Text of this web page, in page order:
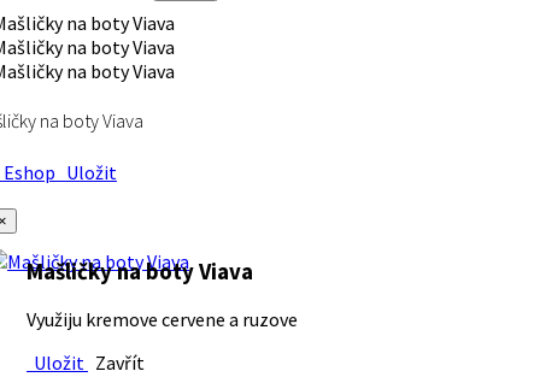
na boty Viava
Uložit
Mašličky na boty Viava
Využiju kremove cervene a ruzove
Uložit Zavřít